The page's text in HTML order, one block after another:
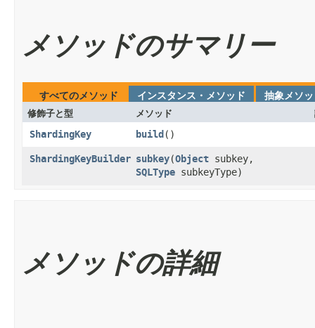
メソッドのサマリー
すべてのメソッド インスタンス・メソッド 抽象メソ
修飾子と型 メソッド
ShardingKey build ()
ShardingKeyBuilder subkey​(Object subkey,
SQLType subkeyType)
メソッドの詳細